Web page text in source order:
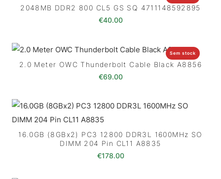
2048MB DDR2 800 CL5 GS SQ 4711148592895
€40.00
Sem stock
2.0 Meter OWC Thunderbolt Cable Black A8856
€69.00
16.0GB (8GBx2) PC3 12800 DDR3L 1600MHz SO
DIMM 204 Pin CL11 A8835
€178.00